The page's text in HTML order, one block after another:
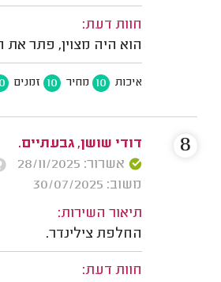
חוות דעת:
הוא היה מצוין, פתר את
איכות 10 מחיר 10 זמנים
דודי שושן, גבעתיים.
אשרור: 28/11/2025
משוב: 30/07/2025
תיאור השירות:
החלפת צילינדר.
חוות דעת:
8